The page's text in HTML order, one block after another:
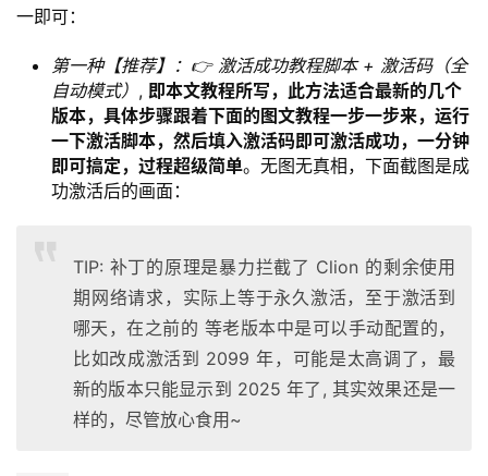
一即可：
第一种【推荐】：👉 激活成功教程脚本 + 激活码（全
自动模式） , 即本文教程所写，此方法适合最新的几个
版本，具体步骤跟着下面的图文教程一步一步来，运行
一下激活脚本，然后填入激活码即可激活成功，一分钟
即可搞定，过程超级简单。无图无真相，下面截图是成
功激活后的画面：
TIP: 补丁的原理是暴力拦截了 Clion 的剩余使用
期网络请求，实际上等于永久激活，至于激活到
哪天，在之前的 等老版本中是可以手动配置的，
比如改成激活到 2099 年，可能是太高调了，最
新的版本只能显示到 2025 年了, 其实效果还是一
样的，尽管放心食用~